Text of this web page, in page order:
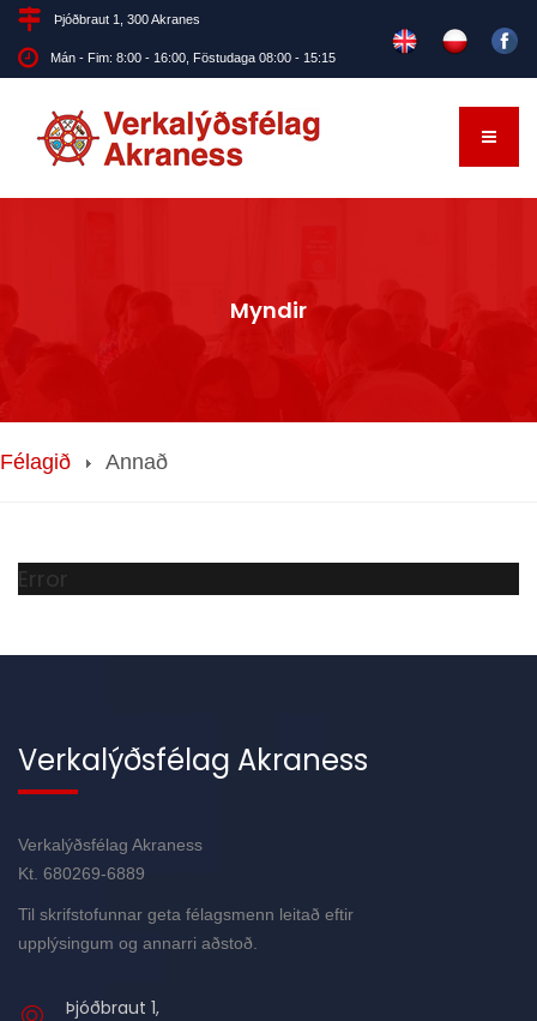
Þjóðbraut 1, 300 Akranes
Mán - Fim: 8:00 - 16:00, Föstudaga 08:00 - 15:15
Myndir
Félagið Annað
Error
Verkalýðsfélag Akraness
Verkalýðsfélag Akraness
Kt. 680269-6889
Til skrifstofunnar geta félagsmenn leitað eftir
upplýsingum og annarri aðstoð.
Þjóðbraut 1,